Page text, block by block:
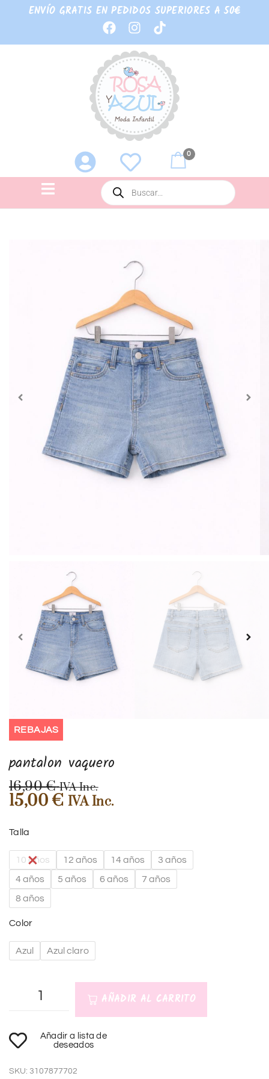
ENVÍO GRATIS EN PEDIDOS SUPERIORES A 50€
0
REBAJAS
pantalon vaquero
16,90€ IVA Inc.
15,00€ IVA Inc.
Talla
10 años 12 años 14 años
3 años
4 años
5 años 6 años
7 años
8 años
Color
Azul Azul claro
AÑADIR AL CARRITO
l
e
Añadir a lista de
deseados
SKU: 3107877702